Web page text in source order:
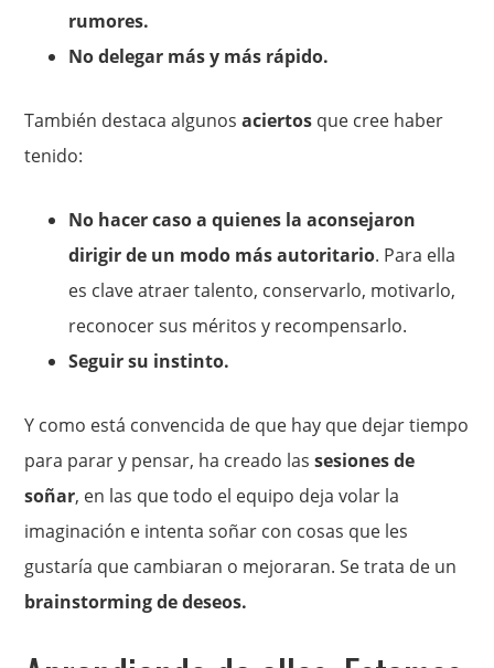
rumores.
No delegar más y más rápido.
También destaca algunosaciertos que cree haber
tenido:
No hacer caso a quienes la aconsejaron
dirigir de un modo más autoritario. Para ella
es clave atraer talento, conservarlo, motivarlo,
reconocer sus méritos y recompensarlo.
Seguir su instinto.
Y como está convencida de que hay que dejar tiempo
para parar y pensar, ha creado lassesiones de
soñar, en las que todo el equipo deja volar la
imaginación e intenta soñar con cosas que les
gustaría que cambiaran o mejoraran. Se trata de un
brainstorming de deseos.